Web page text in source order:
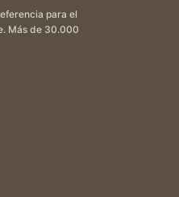
para el
Más de 30.000